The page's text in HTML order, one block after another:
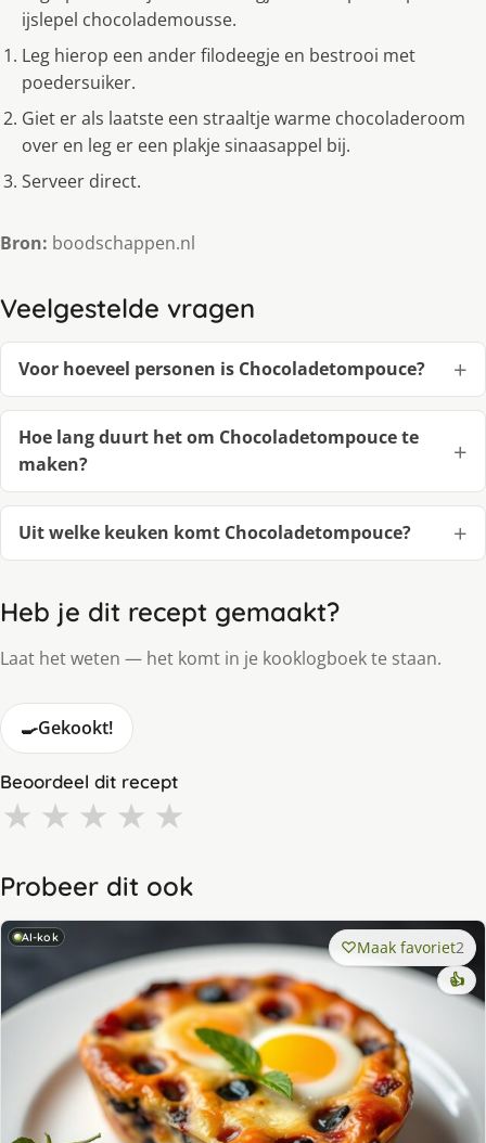
ijslepel chocolademousse.
Leg hierop een ander filodeegje en bestrooi met
poedersuiker.
Giet er als laatste een straaltje warme chocoladeroom
over en leg er een plakje sinaasappel bij.
Serveer direct.
Bron: boodschappen.nl
Veelgestelde vragen
Voor hoeveel personen is Chocoladetompouce?
Hoe lang duurt het om Chocoladetompouce te
maken?
Uit welke keuken komt Chocoladetompouce?
Heb je dit recept gemaakt?
Laat het weten — het komt in je kooklogboek te staan.
🍳Gekookt!
Beoordeel dit recept
★ ★ ★ ★ ★
Probeer dit ook
AI-kok Maak favoriet2
👍